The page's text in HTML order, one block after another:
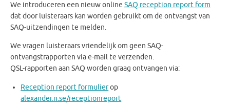
We introduceren een nieuw online SAQ reception report form
dat door luisteraars kan worden gebruikt om de ontvangst van
SAQ-uitzendingen te melden.
We vragen luisteraars vriendelijk om geen SAQ-
ontvangstrapporten via e-mail te verzenden.
QSL-rapporten aan SAQ worden graag ontvangen via:
Reception report formulierop
alexander.n.se/receptionreport